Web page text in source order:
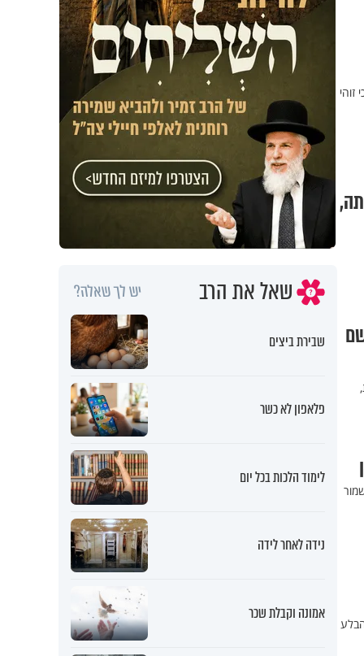
שאל את הרב יש לך שאלה?
שבירת ביצים
פלאפון לא כשר
לימוד הלכות בכל יום
נידה לאחר לידה
אמונה וקבלת שכר